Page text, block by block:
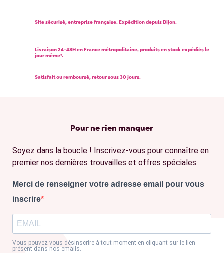
Site sécurisé, entreprise française. Expédition depuis Dijon.
Livraison 24-48H en France métropolitaine, produits en stock expédiés le
jour même*.
Satisfait ou remboursé, retour sous 30 jours.
Pour ne rien manquer
Soyez dans la boucle ! Inscrivez-vous pour connaître en
premier nos dernières trouvailles et offres spéciales.
Merci de renseigner votre adresse email pour vous
inscrire
Vous pouvez vous désinscrire à tout moment en cliquant sur le lien
présent dans nos emails.